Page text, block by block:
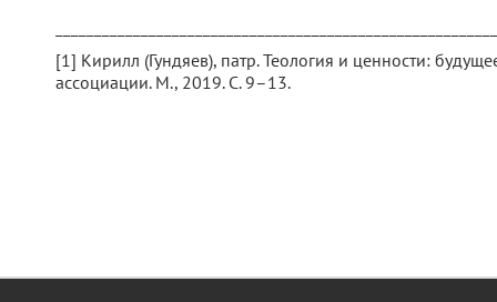
[1] Кирилл (Гундяев), патр. Теология и ценности:
ассоциации. М., 2019. С. 9–13.